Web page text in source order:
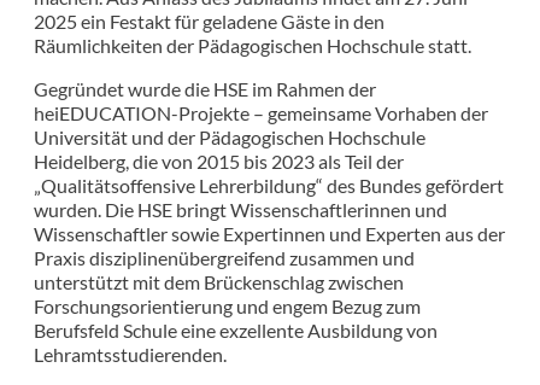
2025 ein Festakt für geladene Gäste in den
Räumlichkeiten der Pädagogischen Hochschule statt.
Gegründet wurde die HSE im Rahmen der
heiEDUCATION-Projekte – gemeinsame Vorhaben der
Universität und der Pädagogischen Hochschule
Heidelberg, die von 2015 bis 2023 als Teil der
„Qualitätsoffensive Lehrerbildung“ des Bundes gefördert
wurden. Die HSE bringt Wissenschaftlerinnen und
Wissenschaftler sowie Expertinnen und Experten aus der
Praxis disziplinenübergreifend zusammen und
unterstützt mit dem Brückenschlag zwischen
Forschungsorientierung und engem Bezug zum
Berufsfeld Schule eine exzellente Ausbildung von
Lehramtsstudierenden.